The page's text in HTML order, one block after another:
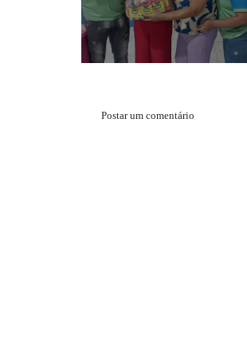
Postar um comentário